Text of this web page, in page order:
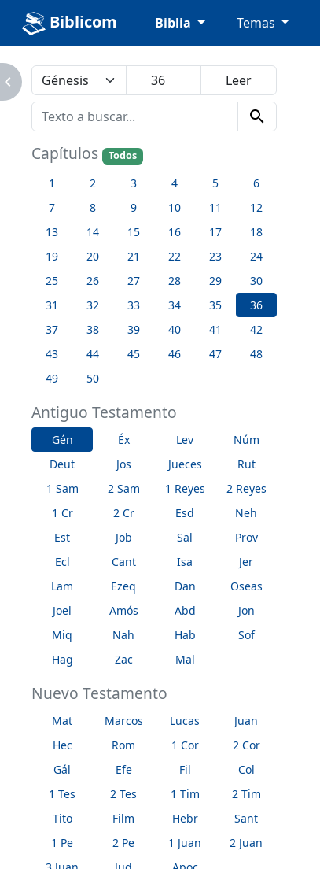
Biblicom Biblia Temas
search
Capítulos Todos
1 2 3 4 5
6
7
8 9 10 11
12
13
14 15 16 17
18
19
20 21 22 23
24
25
26 27 28 29
30
31
32 33 34 35
36
37
38 39 40 41
42
43
44 45 46 47
48
49
50
Antiguo Testamento
Gén Éx Lev
Núm
Deut
Jos Jueces
Rut
1 Sam
2 Sam 1 Reyes
2 Reyes
1 Cr
2 Cr Esd
Neh
Est
Job Sal
Prov
Ecl
Cant Isa
Jer
Lam
Ezeq Dan
Oseas
Joel
Amós Abd
Jon
Miq
Nah Hab
Sof
Hag
Zac Mal
Nuevo Testamento
Mat Marcos Lucas
Juan
Hec
Rom 1 Cor
2 Cor
Gál
Efe Fil
Col
1 Tes
2 Tes 1 Tim
2 Tim
Tito
Film Hebr
Sant
1 Pe
2 Pe 1 Juan
2 Juan